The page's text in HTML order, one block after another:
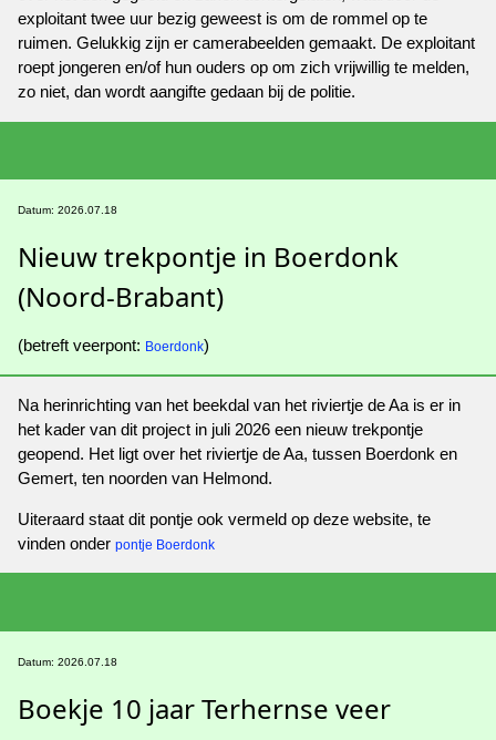
exploitant twee uur bezig geweest is om de rommel op te
ruimen. Gelukkig zijn er camerabeelden gemaakt. De exploitant
roept jongeren en/of hun ouders op om zich vrijwillig te melden,
zo niet, dan wordt aangifte gedaan bij de politie.
Datum: 2026.07.18
Nieuw trekpontje in Boerdonk
(Noord-Brabant)
(betreft veerpont: Boerdonk)
Na herinrichting van het beekdal van het riviertje de Aa is er in
het kader van dit project in juli 2026 een nieuw trekpontje
geopend. Het ligt over het riviertje de Aa, tussen Boerdonk en
Gemert, ten noorden van Helmond.
Uiteraard staat dit pontje ook vermeld op deze website, te
vinden onder pontje Boerdonk
Datum: 2026.07.18
Boekje 10 jaar Terhernse veer